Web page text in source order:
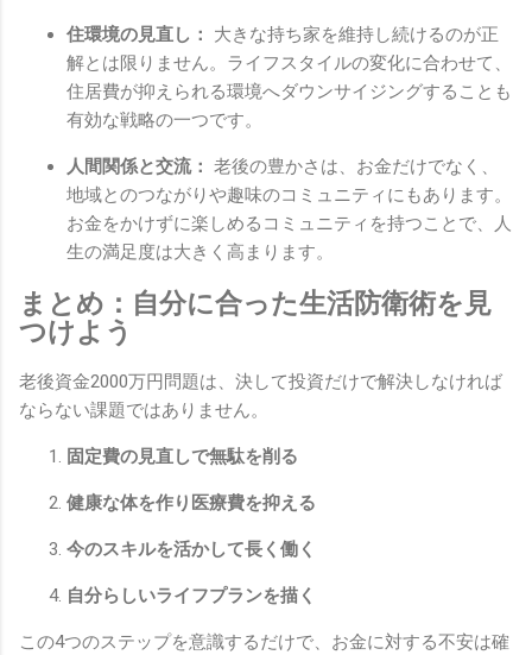
住環境の見直し：
大きな持ち家を維持し続けるのが正
解とは限りません。ライフスタイルの変化に合わせて、
住居費が抑えられる環境へダウンサイジングすることも
有効な戦略の一つです。
人間関係と交流： 老後の豊かさは、お金だけでなく、
地域とのつながりや趣味のコミュニティにもあります。
お金をかけずに楽しめるコミュニティを持つことで、人
生の満足度は大きく高まります。
まとめ：自分に合った生活防衛術を見
つけよう
老後資金2000万円問題は、決して投資だけで解決しなければ
ならない課題ではありません。
固定費の見直しで無駄を削る
健康な体を作り医療費を抑える
今のスキルを活かして長く働く
自分らしいライフプランを描く
この4つのステップを意識するだけで、お金に対する不安は確